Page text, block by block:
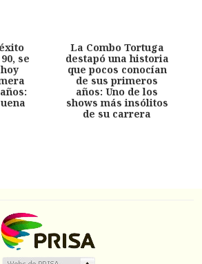
se
La Combo Tortuga
destapó una historia
que pocos conocían
de sus primeros
años: Uno de los
shows más insólitos
de su carrera